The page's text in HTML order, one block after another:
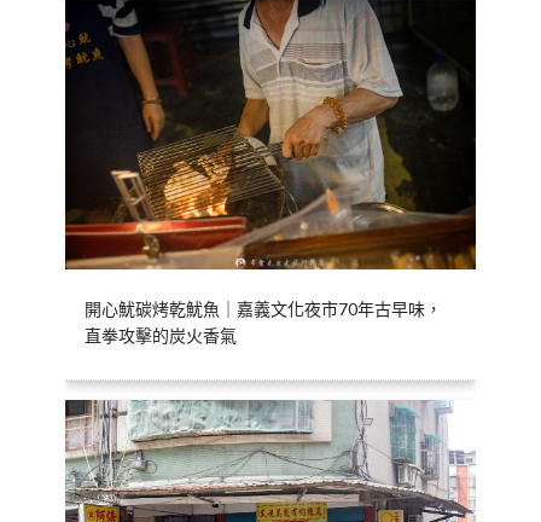
開心魷碳烤乾魷魚｜嘉義文化夜市70年古早味，
直拳攻擊的炭火香氣